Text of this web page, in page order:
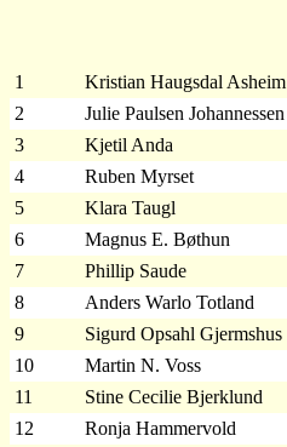
1 Kristian Haugsdal Asheim
2
Julie Paulsen Johannessen
3
Kjetil Anda
4
Ruben Myrset
5
Klara Taugl
6
Magnus E. Bøthun
7
Phillip Saude
8
Anders Warlo Totland
9
Sigurd Opsahl Gjermshus
10
Martin N. Voss
11
Stine Cecilie Bjerklund
12
Ronja Hammervold